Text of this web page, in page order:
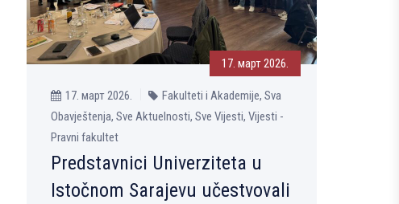
17. март 2026.
17. март 2026.
Fakulteti i Akademije, Sva
Obavještenja, Sve Aktuelnosti, Sve Vijesti, Vijesti -
Pravni fakultet
Predstavnici Univerziteta u
Istočnom Sarajevu učestvovali